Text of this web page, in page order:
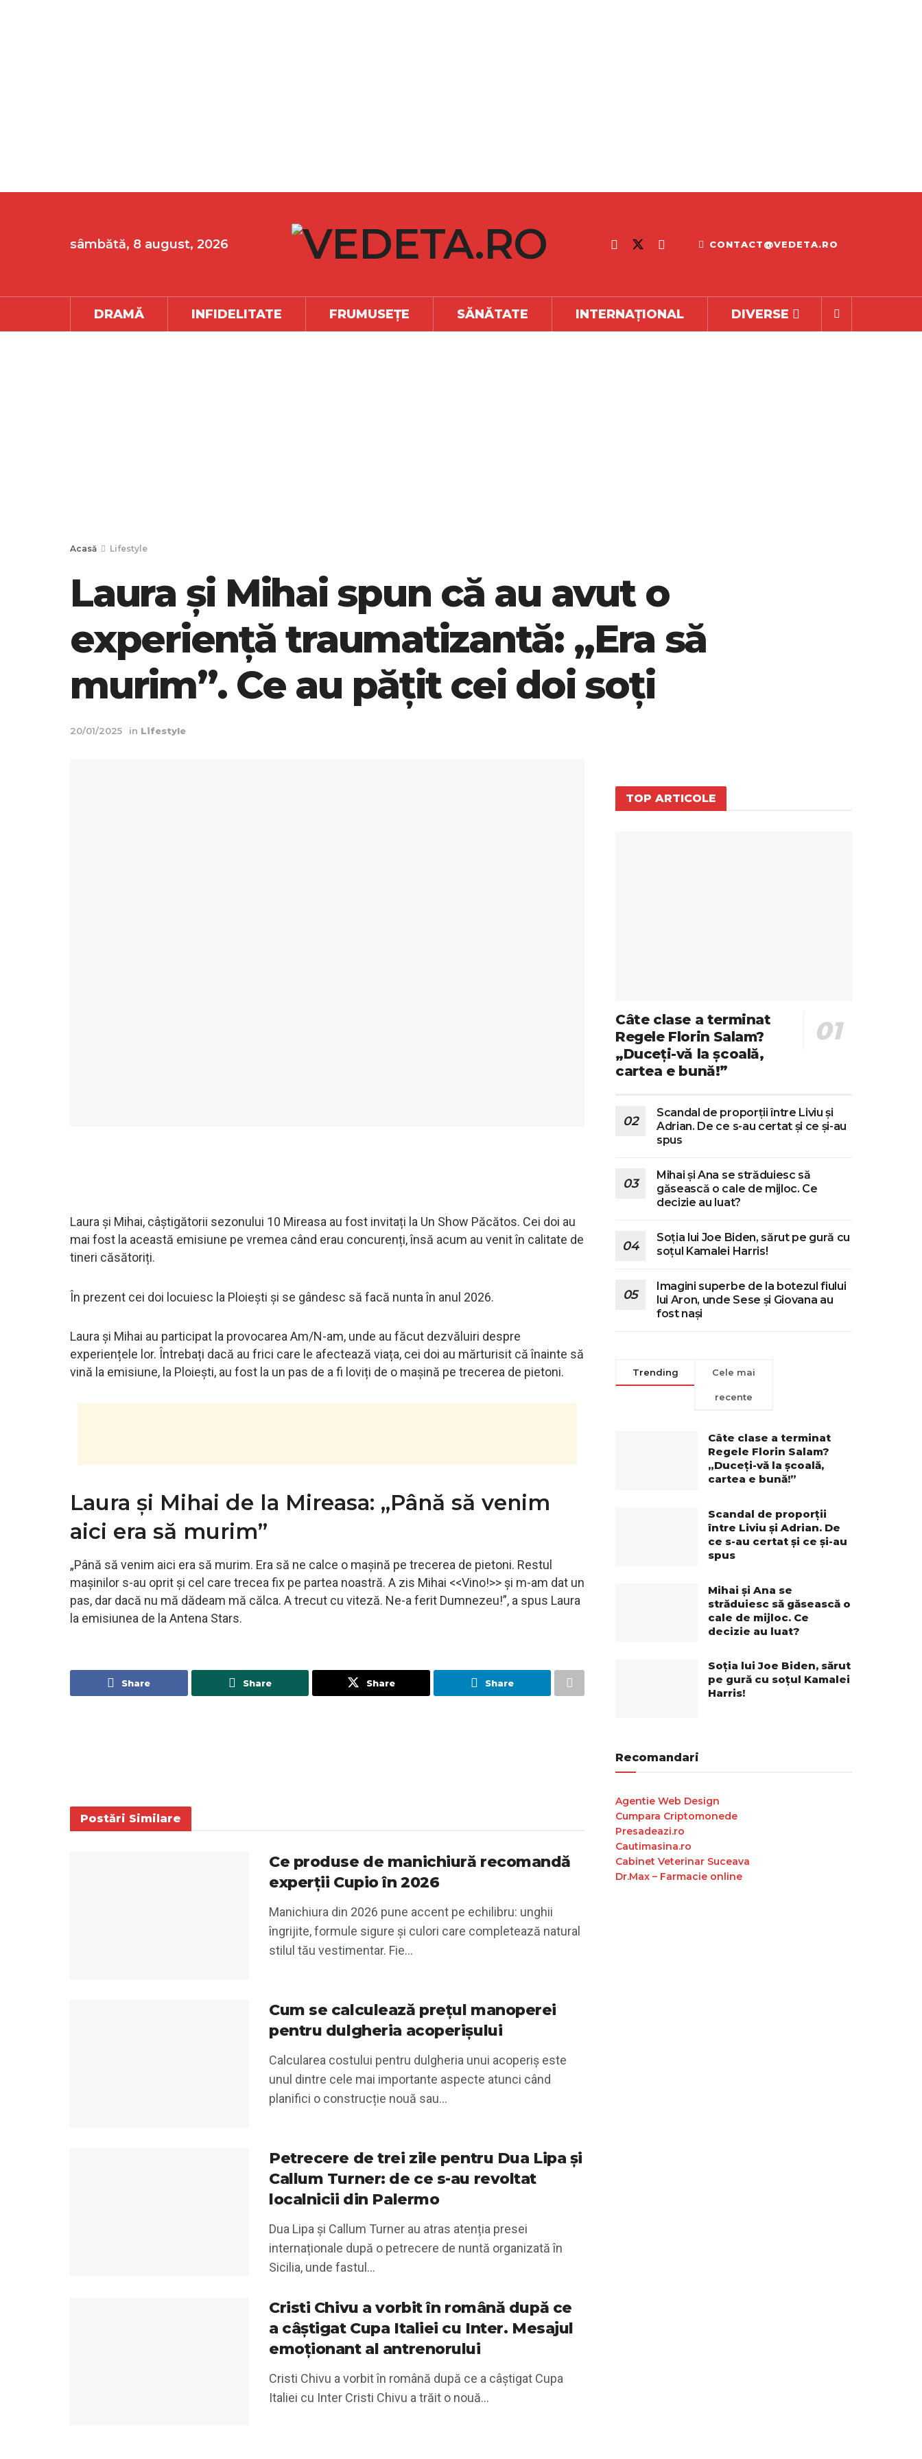
sâmbătă, 8 august, 2026 CONTACT@VEDETA.RO
DRAMĂ INFIDELITATE FRUMUSEȚE SĂNĂTATE INTERNAȚIONAL DIVERSE
Acasă Lifestyle
Laura și Mihai spun că au avut o
experiență traumatizantă: „Era să
murim”. Ce au pățit cei doi soți
20/01/2025 in Lifestyle
Laura și Mihai, câștigătorii sezonului 10 Mireasa au fost invitați la Un Show Păcătos. Cei doi au
mai fost la această emisiune pe vremea când erau concurenți, însă acum au venit în calitate de
tineri căsătoriți.
În prezent cei doi locuiesc la Ploiești și se gândesc să facă nunta în anul 2026.
Laura și Mihai au participat la provocarea Am/N-am, unde au făcut dezvăluiri despre
experiențele lor. Întrebați dacă au frici care le afectează viața, cei doi au mărturisit că înainte să
vină la emisiune, la Ploiești, au fost la un pas de a fi loviți de o mașină pe trecerea de pietoni.
Laura și Mihai de la Mireasa: „Până să venim
aici era să murim”
„Până să venim aici era să murim. Era să ne calce o mașină pe trecerea de pietoni. Restul
mașinilor s-au oprit și cel care trecea fix pe partea noastră. A zis Mihai <<Vino!>> și m-am dat un
pas, dar dacă nu mă dădeam mă călca. A trecut cu viteză. Ne-a ferit Dumnezeu!”, a spus Laura
la emisiunea de la Antena Stars.
Share Share Share Share
Postări Similare
Ce produse de manichiură recomandă
experții Cupio în 2026
Manichiura din 2026 pune accent pe echilibru: unghii
îngrijite, formule sigure și culori care completează natural
stilul tău vestimentar. Fie...
Cum se calculează prețul manoperei
pentru dulgheria acoperișului
Calcularea costului pentru dulgheria unui acoperiș este
unul dintre cele mai importante aspecte atunci când
planifici o construcție nouă sau...
Petrecere de trei zile pentru Dua Lipa și
Callum Turner: de ce s-au revoltat
localnicii din Palermo
Dua Lipa și Callum Turner au atras atenția presei
internaționale după o petrecere de nuntă organizată în
Sicilia, unde fastul...
Cristi Chivu a vorbit în română după ce
a câștigat Cupa Italiei cu Inter. Mesajul
emoționant al antrenorului
Cristi Chivu a vorbit în română după ce a câștigat Cupa
Italiei cu Inter Cristi Chivu a trăit o nouă...
TOP ARTICOLE
Câte clase a terminat
Regele Florin Salam?
„Duceți-vă la școală,
cartea e bună!”
Scandal de proporții între Liviu și
Adrian. De ce s-au certat și ce și-au
spus
Mihai și Ana se străduiesc să
găsească o cale de mijloc. Ce
decizie au luat?
Soția lui Joe Biden, sărut pe gură cu
soțul Kamalei Harris!
Imagini superbe de la botezul fiului
lui Aron, unde Sese și Giovana au
fost nași
Trending Cele mai
recente
Câte clase a terminat
Regele Florin Salam?
„Duceți-vă la școală,
cartea e bună!”
Scandal de proporții
între Liviu și Adrian. De
ce s-au certat și ce și-au
spus
Mihai și Ana se
străduiesc să găsească o
cale de mijloc. Ce
decizie au luat?
Soția lui Joe Biden, sărut
pe gură cu soțul Kamalei
Harris!
Recomandari
Agentie Web Design
Cumpara Criptomonede
Presadeazi.ro
Cautimasina.ro
Cabinet Veterinar Suceava
Dr.Max – Farmacie online